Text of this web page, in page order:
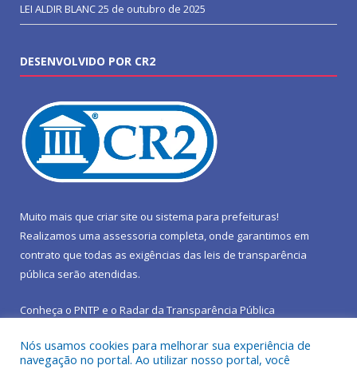
LEI ALDIR BLANC25 de outubro de 2025
DESENVOLVIDO POR CR2
Muito mais que criar site ou sistema para prefeituras!
Realizamos uma assessoria completa, onde garantimos em
contrato que todas as exigências das leis de transparência
pública serão atendidas.
Conheça o PNTP e o Radar da Transparência Pública
Nós usamos cookies para melhorar sua experiência de
navegação no portal. Ao utilizar nosso portal, você